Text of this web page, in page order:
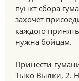
пункт сбора
захочет
каждого
нужна бойцам.
Принести
Тыко Вылки, 2.